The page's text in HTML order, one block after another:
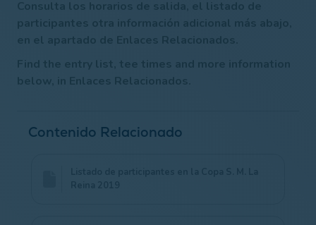
Consulta los horarios de salida, el listado de
participantes otra información adicional más abajo,
en el apartado de Enlaces Relacionados.
Find the entry list, tee times and more information
below, in Enlaces Relacionados.
Contenido Relacionado